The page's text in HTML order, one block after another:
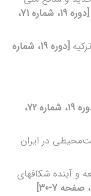
[دوره 19، شماره 71،
[دوره 19، شماره
[دوره 19، شماره 72،
در ایران
و آینده شکاف‏های